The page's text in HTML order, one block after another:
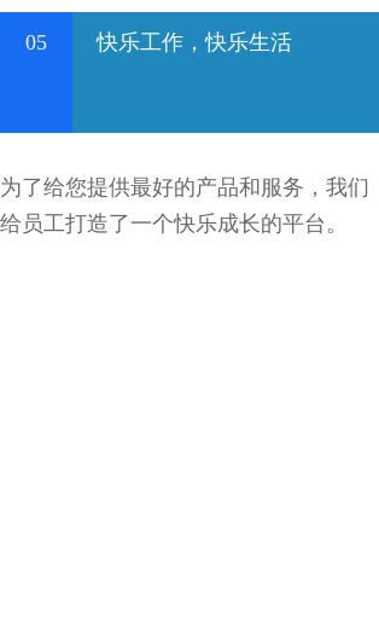
05 快乐工作，快乐生活
为了给您提供最好的产品和服务，我们
给员工打造了一个快乐成长的平台。